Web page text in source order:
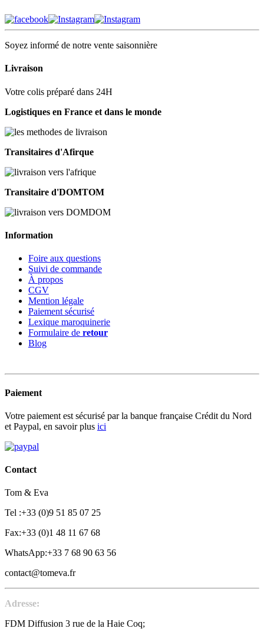
Soyez informé de notre vente saisonnière
Livraison
Votre colis préparé dans 24H
Logistiques en France et dans le monde
Transitaires d'Afirque
Transitaire d'DOMTOM
Information
Foire aux questions
Suivi de commande
À propos
CGV
Mention légale
Paiement sécurisé
Lexique maroquinerie
Formulaire de retour
Blog
Paiement
Votre paiement est sécurisé par la banque française Crédit du Nord
et Paypal, en savoir plus ici
Contact
Tom & Eva
Tel :+33 (0)9 51 85 07 25
Fax:+33 (0)1 48 11 67 68
WhatsApp:+33 7 68 90 63 56
contact@tomeva.fr
Adresse:
FDM Diffusion 3 rue de la Haie Coq;